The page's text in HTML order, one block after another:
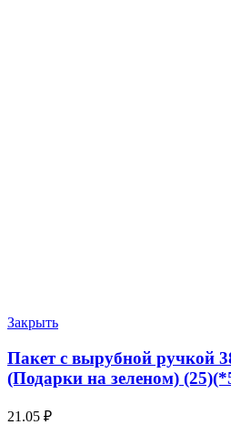
Закрыть
Пакет с вырубной ручкой
(Подарки на зеленом)
21.05 ₽